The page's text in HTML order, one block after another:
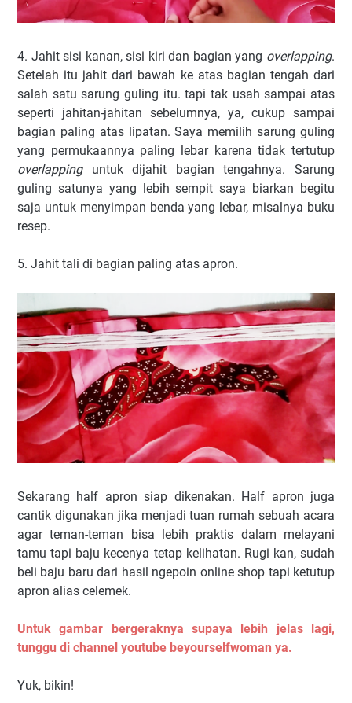
4. Jahit sisi kanan, sisi kiri dan bagian yang overlapping.
Setelah itu jahit dari bawah ke atas bagian tengah dari
salah satu sarung guling itu. tapi tak usah sampai atas
seperti jahitan-jahitan sebelumnya, ya, cukup sampai
bagian paling atas lipatan. Saya memilih sarung guling
yang permukaannya paling lebar karena tidak tertutup
overlapping untuk dijahit bagian tengahnya. Sarung
guling satunya yang lebih sempit saya biarkan begitu
saja untuk menyimpan benda yang lebar, misalnya buku
resep.
5. Jahit tali di bagian paling atas apron.
Sekarang half apron siap dikenakan. Half apron juga
cantik digunakan jika menjadi tuan rumah sebuah acara
agar teman-teman bisa lebih praktis dalam melayani
tamu tapi baju kecenya tetap kelihatan. Rugi kan, sudah
beli baju baru dari hasil ngepoin online shop tapi ketutup
apron alias celemek.
Untuk gambar bergeraknya supaya lebih jelas lagi,
tunggu di channel youtube beyourselfwoman ya.
Yuk, bikin!